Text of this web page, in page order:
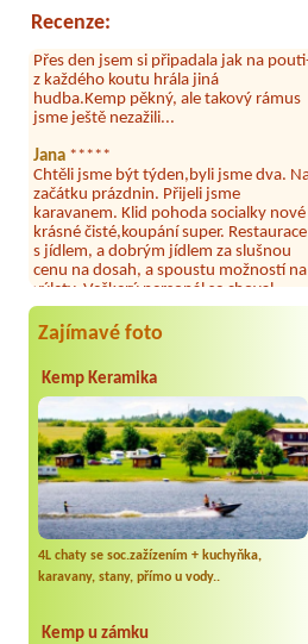
Recenze:
restaurace, kebab a další občerstvení.
hluk z repráků u stanů a absolutní
bezohlednost ostatních ubytovaných.
Přes den jsem si připadala jak na pouti-
z každého koutu hrála jiná
jsme ještě nezažili...
Jana*****
Chtěli jsme být týden,byli jsme dva. Na
začátku prázdnin. Přijeli jsme
karavanem. Klid pohoda socialky nové
krásné čisté,koupání super. Restaurace
s jídlem, a dobrým jídlem za slušnou
cenu na dosah, a spoustu možností na
výlety. Veškerý personál se choval
slušně mile. Nám se v kempu líbilo.
Aneta Janíčková*****
Byli jsme zde s dětmi na 5 nocí,
výborné vybavení kempu, čisto všude.
Výborná káva, mošt i víno a další.Milí
hostitelé, vždy usměvaví a ochotní,
umístění kempu blízko všem zážitkům
ať turistickým,tak vodním. V
docházkové blízkosti kempu vodní
nádrž, restaurace a bazénem,
autobusová zastávka, obchod a další.
Děkujeme, bylo to úžasné.
*****
Zajímavé foto
Kemp Keramika
4L chaty se soc.zažízením + kuchyňka,
karavany, stany, přímo u vody..
Kemp u zámku